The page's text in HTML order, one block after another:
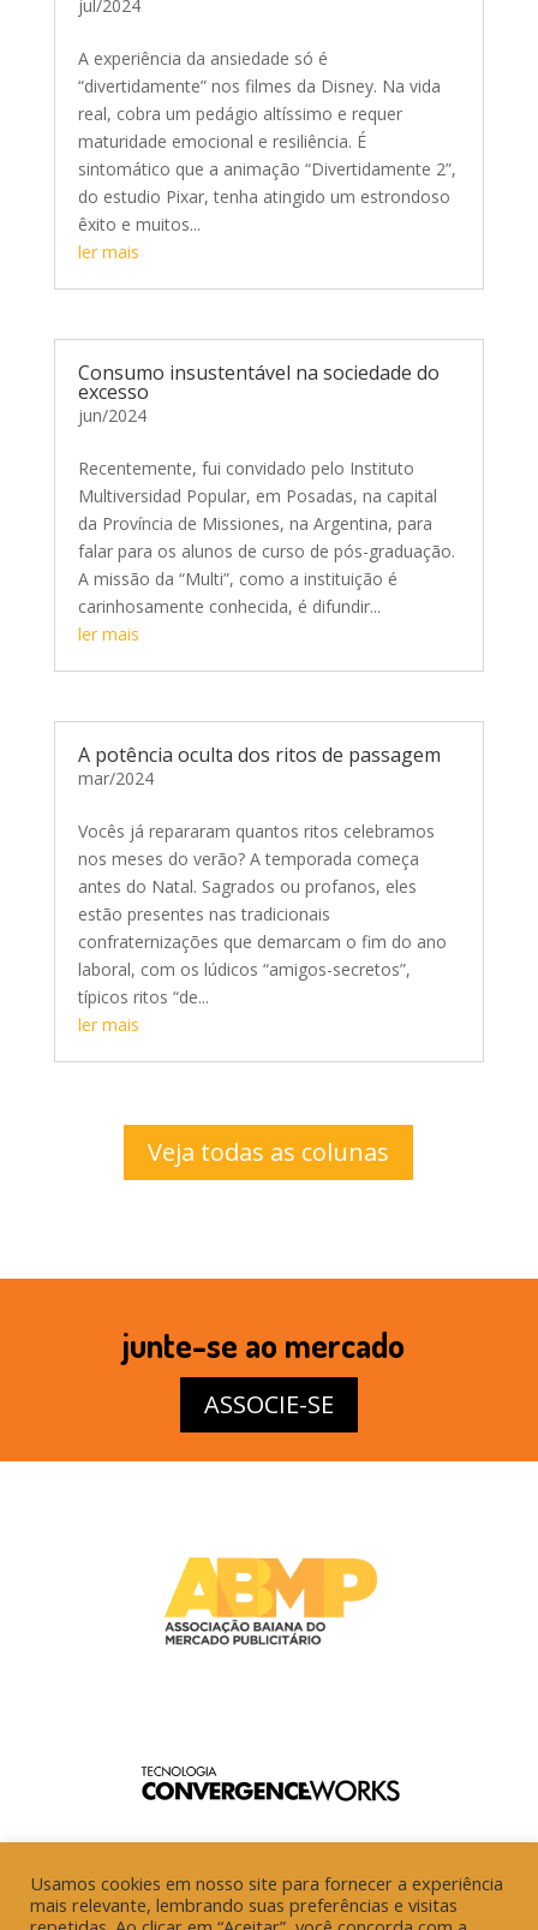
jul/2024
A experiência da ansiedade só é
“divertidamente” nos filmes da Disney. Na vida
real, cobra um pedágio altíssimo e requer
maturidade emocional e resiliência. É
sintomático que a animação “Divertidamente 2”,
do estudio Pixar, tenha atingido um estrondoso
êxito e muitos...
ler mais
Consumo insustentável na sociedade do
excesso
jun/2024
Recentemente, fui convidado pelo Instituto
Multiversidad Popular, em Posadas, na capital
da Província de Missiones, na Argentina, para
falar para os alunos de curso de pós-graduação.
A missão da “Multi”, como a instituição é
carinhosamente conhecida, é difundir...
ler mais
A potência oculta dos ritos de passagem
mar/2024
Vocês já repararam quantos ritos celebramos
nos meses do verão? A temporada começa
antes do Natal. Sagrados ou profanos, eles
estão presentes nas tradicionais
confraternizações que demarcam o fim do ano
laboral, com os lúdicos “amigos-secretos”,
típicos ritos “de...
ler mais
Veja todas as colunas
junte-se ao mercado
ASSOCIE-SE
Usamos cookies em nosso site para fornecer a experiência
mais relevante, lembrando suas preferências e visitas